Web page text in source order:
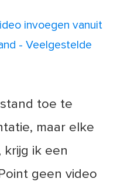
invoegen vanuit
- Veelgestelde
toe te
maar elke
ik een
geen video